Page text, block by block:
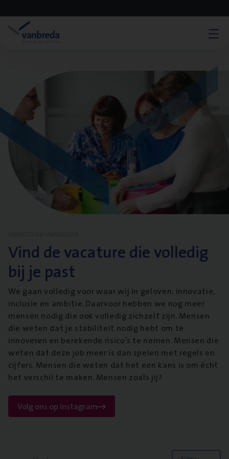
Vind de vacature die volledig
bij je past
We gaan volledig voor waar wij in geloven: innovatie,
inclusie en ambitie. Daarvoor hebben we nog meer
mensen nodig die ook volledig zichzelf zijn. Mensen
die weten dat je stabiliteit nodig hebt om te
innoveren en berekende risico’s te nemen. Mensen die
weten dat deze job meer is dan spelen met regels en
cijfers. Mensen die weten dat het een kans is om écht
het verschil te maken. Mensen zoals jij?
Volg ons op instagram